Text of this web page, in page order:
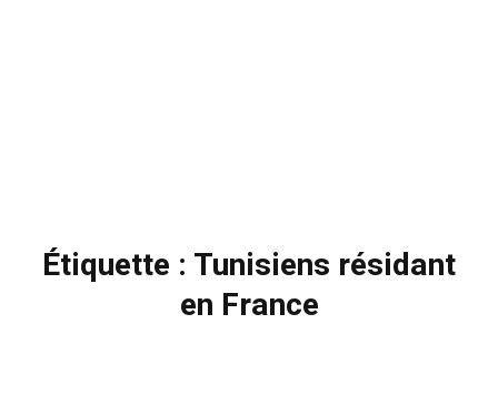
Étiquette : Tunisiens résidant
en France